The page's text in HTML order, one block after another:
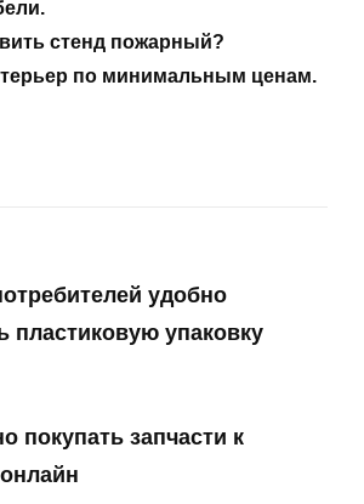
стенд пожарный?
по минимальным ценам.
удобно
пластиковую упаковку
покупать запчасти к